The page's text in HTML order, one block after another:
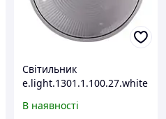
Світильник
e.light.1301.1.100.27.white
В наявності